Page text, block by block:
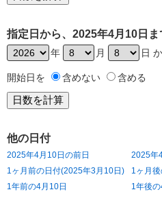
指定日から、2025年4月10日
年 月 日
開始日を 含めない 含める
他の日付
2025年4月10日の前日
2025年
1ヶ月前の日付(2025年3月10日)
1ヶ月
1年前の4月10日
1年後